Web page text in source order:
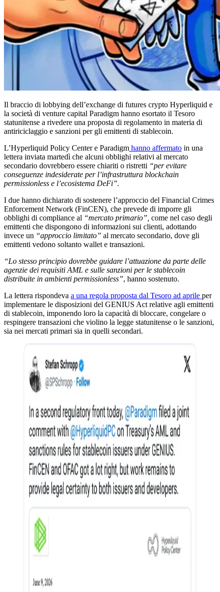
Il braccio di lobbying dell’exchange di futures crypto Hyperliquid e
la società di venture capital Paradigm hanno esortato il Tesoro
statunitense a rivedere una proposta di regolamento in materia di
antiriciclaggio e sanzioni per gli emittenti di stablecoin.
L’Hyperliquid Policy Center e Paradigm hanno affermato in una
lettera inviata martedì che alcuni obblighi relativi al mercato
secondario dovrebbero essere chiariti o ristretti “per evitare
conseguenze indesiderate per l’infrastruttura blockchain
permissionless e l’ecosistema DeFi”.
I due hanno dichiarato di sostenere l’approccio del Financial Crimes
Enforcement Network (FinCEN), che prevede di imporre gli
obblighi di compliance al “mercato primario”, come nel caso degli
emittenti che dispongono di informazioni sui clienti, adottando
invece un “approccio limitato” al mercato secondario, dove gli
emittenti vedono soltanto wallet e transazioni.
“Lo stesso principio dovrebbe guidare l’attuazione da parte delle
agenzie dei requisiti AML e sulle sanzioni per le stablecoin
distribuite in ambienti permissionless”, hanno sostenuto.
La lettera rispondeva a una regola proposta dal Tesoro ad aprile per
implementare le disposizioni del GENIUS Act relative agli emittenti
di stablecoin, imponendo loro la capacità di bloccare, congelare o
respingere transazioni che violino la legge statunitense o le sanzioni,
sia nei mercati primari sia in quelli secondari.